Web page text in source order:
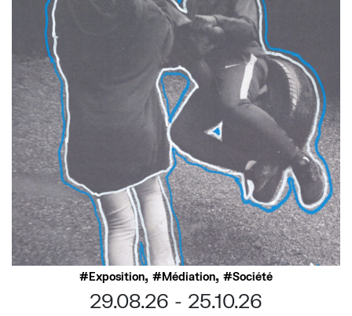
Exposition, Médiation, Société
29.08.26
25.10.26